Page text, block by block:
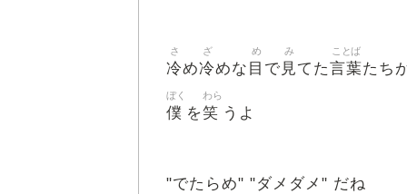
冷
さ
め冷
ざ
めな 目
め
で 見
み
てた言葉
ことば
たち
僕
ぼく
を笑
わら
うよ
"でたらめ" "ダメダメ" だね